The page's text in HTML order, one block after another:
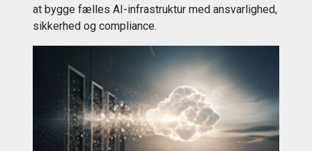
at bygge fælles AI-infrastruktur med ansvarlighed,
sikkerhed og compliance.